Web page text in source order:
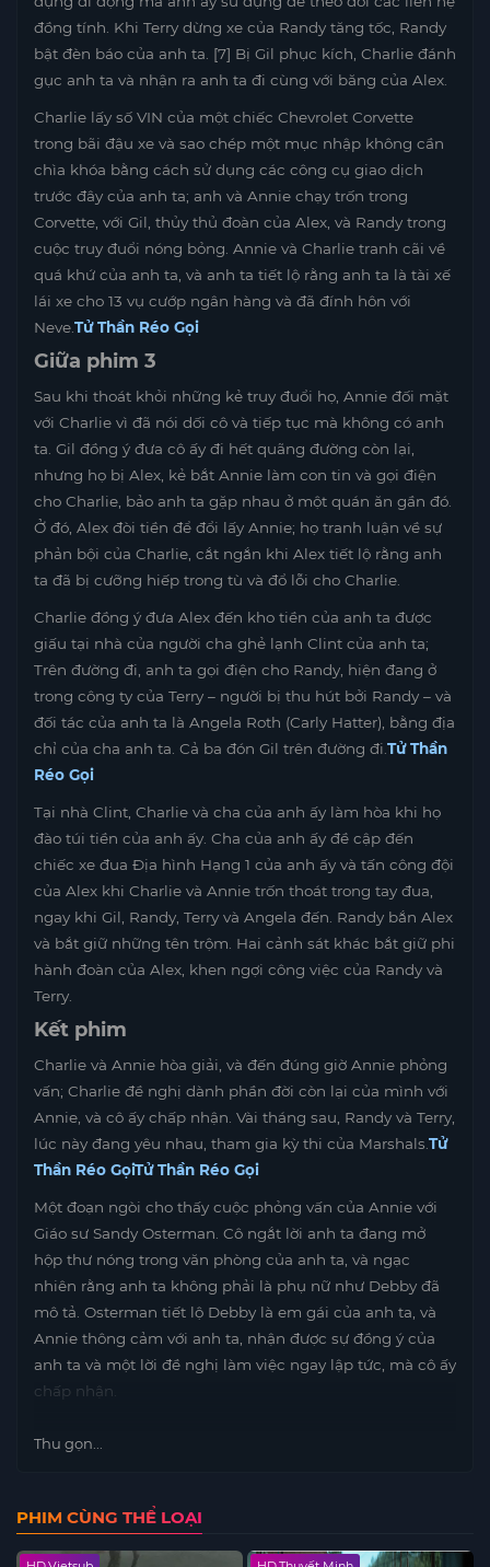
đồng tính. Khi Terry dừng xe của Randy tăng tốc, Randy
bật đèn báo của anh ta. [7] Bị Gil phục kích, Charlie đánh
gục anh ta và nhận ra anh ta đi cùng với băng của Alex.
Charlie lấy số VIN của một chiếc Chevrolet Corvette
trong bãi đậu xe và sao chép một mục nhập không cần
chìa khóa bằng cách sử dụng các công cụ giao dịch
trước đây của anh ta; anh và Annie chạy trốn trong
Corvette, với Gil, thủy thủ đoàn của Alex, và Randy trong
cuộc truy đuổi nóng bỏng. Annie và Charlie tranh cãi về
quá khứ của anh ta, và anh ta tiết lộ rằng anh ta là tài xế
lái xe cho 13 vụ cướp ngân hàng và đã đính hôn với
Neve.Tử Thần Réo Gọi
Giữa phim 3
Sau khi thoát khỏi những kẻ truy đuổi họ, Annie đối mặt
với Charlie vì đã nói dối cô và tiếp tục mà không có anh
ta. Gil đồng ý đưa cô ấy đi hết quãng đường còn lại,
nhưng họ bị Alex, kẻ bắt Annie làm con tin và gọi điện
cho Charlie, bảo anh ta gặp nhau ở một quán ăn gần đó.
Ở đó, Alex đòi tiền để đổi lấy Annie; họ tranh luận về sự
phản bội của Charlie, cắt ngắn khi Alex tiết lộ rằng anh
ta đã bị cưỡng hiếp trong tù và đổ lỗi cho Charlie.
Charlie đồng ý đưa Alex đến kho tiền của anh ta được
giấu tại nhà của người cha ghẻ lạnh Clint của anh ta;
Trên đường đi, anh ta gọi điện cho Randy, hiện đang ở
trong công ty của Terry – người bị thu hút bởi Randy – và
đối tác của anh ta là Angela Roth (Carly Hatter), bằng địa
chỉ của cha anh ta. Cả ba đón Gil trên đường đi. Tử Thần
Réo Gọi
Tại nhà Clint, Charlie và cha của anh ấy làm hòa khi họ
đào túi tiền của anh ấy. Cha của anh ấy đề cập đến
chiếc xe đua Địa hình Hạng 1 của anh ấy và tấn công đội
của Alex khi Charlie và Annie trốn thoát trong tay đua,
ngay khi Gil, Randy, Terry và Angela đến. Randy bắn Alex
và bắt giữ những tên trộm. Hai cảnh sát khác bắt giữ phi
hành đoàn của Alex, khen ngợi công việc của Randy và
Terry.
Kết phim
Charlie và Annie hòa giải, và đến đúng giờ Annie phỏng
vấn; Charlie đề nghị dành phần đời còn lại của mình với
Annie, và cô ấy chấp nhận. Vài tháng sau, Randy và Terry,
lúc này đang yêu nhau, tham gia kỳ thi của Marshals. Tử
Thần Réo GọiTử Thần Réo Gọi
Một đoạn ngòi cho thấy cuộc phỏng vấn của Annie với
Giáo sư Sandy Osterman. Cô ngắt lời anh ta đang mở
hộp thư nóng trong văn phòng của anh ta, và ngạc
nhiên rằng anh ta không phải là phụ nữ như Debby đã
mô tả. Osterman tiết lộ Debby là em gái của anh ta, và
Annie thông cảm với anh ta, nhận được sự đồng ý của
anh ta và một lời đề nghị làm việc ngay lập tức, mà cô ấy
chấp nhận.
Thu gọn...
PHIM CÙNG THỂ LOẠI